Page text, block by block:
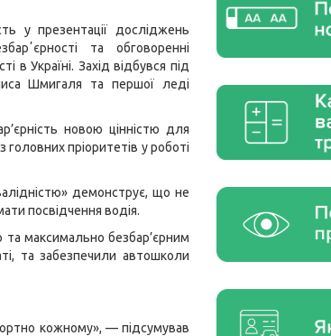
у презентації досліджень
та обговоренні
в Україні. Захід відбувся під
Шмигаля та першої леді
новою цінністю для
пріоритетів у роботі
демонструє, що не
посвідчення водія.
максимально безбар’єрним
та забезпечили автошколи
кожному», — підсумував